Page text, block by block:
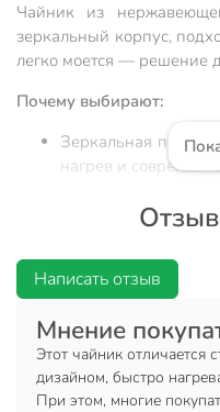
Чайник из
зеркальный корпус,
легко моется — решение
Почему выбирают:
Зеркальная
нагрев и
нержавеющей
газовыми,
плитами — идеален
Чайник Daniks из
выбор для тех, кто
Написать отзыв
Мнение
Этот чайник отличается
дизайном, быстро
При этом, многие